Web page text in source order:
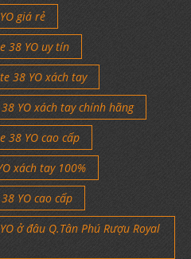
giá rẻ
38 YO uy tín
38 YO xách tay
YO xách tay chính hãng
38 YO cao cấp
xách tay 100%
YO cao cấp
ở đâu Q.Tân Phú Rượu Royal